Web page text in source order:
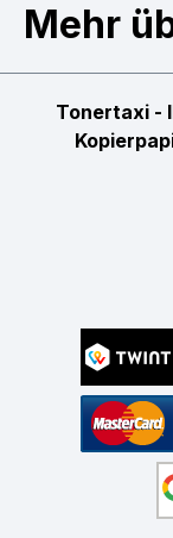
Mehr
Tonertaxi -